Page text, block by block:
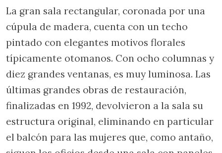
La gran sala rectangular, coronada por una
cúpula de madera, cuenta con un techo
pintado con elegantes motivos florales
típicamente otomanos. Con ocho columnas y
diez grandes ventanas, es muy luminosa. Las
últimas grandes obras de restauración,
finalizadas en 1992, devolvieron a la sala su
estructura original, eliminando en particular
el balcón para las mujeres que, como antaño,